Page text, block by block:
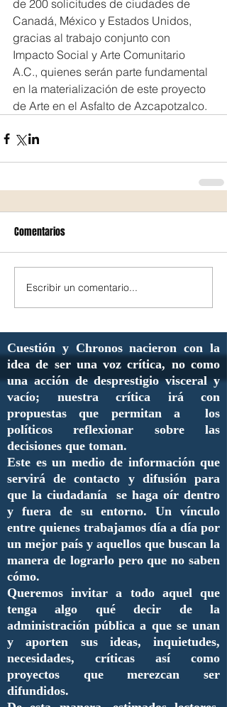
de 200 solicitudes de ciudades de
Canadá, México y Estados Unidos,
gracias al trabajo conjunto con
Impacto Social y Arte Comunitario
A.C., quienes serán parte fundamental
en la materialización de este proyecto
de Arte en el Asfalto de Azcapotzalco.
Comentarios
Escribir un comentario...
Cuestión y Chronos nacieron con la
idea de ser una voz crítica, no como
una acción de desprestigio visceral y
vacío; nuestra crítica irá con
propuestas que permitan a los
políticos reflexionar sobre las
decisiones que toman.
Este es un medio de información que
servirá de contacto y difusión para
que la ciudadanía se haga oír dentro
y fuera de su entorno. Un vínculo
entre quienes trabajamos día a día por
un mejor país y aquellos que buscan la
manera de lograrlo pero que no saben
cómo.
Queremos invitar a todo aquel que
tenga algo qué decir de la
administración pública a que se unan
y aporten sus ideas, inquietudes,
necesidades, críticas así como
proyectos que merezcan ser
difundidos.